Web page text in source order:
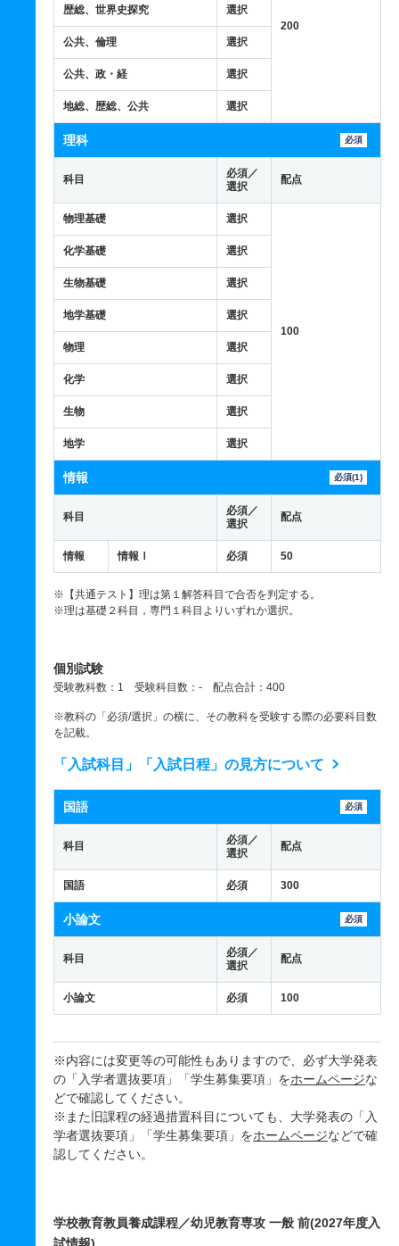
200
歴総、世界史探究 選択
公共、倫理 選択
公共、政・経 選択
地総、歴総、公共 選択
理科 必須
科目
必須／
選択
配点
物理基礎 選択
100
化学基礎 選択
生物基礎 選択
地学基礎 選択
物理 選択
化学 選択
生物 選択
地学 選択
情報 必須(1)
科目
必須／
選択
配点
情報 情報Ⅰ 必須 50
※【共通テスト】理は第１解答科目で合否を判定する。
※理は基礎２科目，専門１科目よりいずれか選択。
個別試験
受験教科数：1 受験科目数：- 配点合計：400
※教科の「必須/選択」の横に、その教科を受験する際の必要科目数
を記載。
「入試科目」「入試日程」の見方について
国語 必須
科目
必須／
選択
配点
国語 必須 300
小論文 必須
科目
必須／
選択
配点
小論文 必須 100
※内容には変更等の可能性もありますので、必ず大学発表
の「入学者選抜要項」「学生募集要項」をホームページな
どで確認してください。
※また旧課程の経過措置科目についても、大学発表の「入
学者選抜要項」「学生募集要項」をホームページなどで確
認してください。
学校教育教員養成課程／幼児教育専攻 一般 前(2027年度入